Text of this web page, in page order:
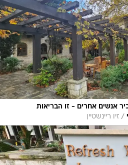
אנשים אחרים - זו הבריאות
/ זיו ריינשטיין